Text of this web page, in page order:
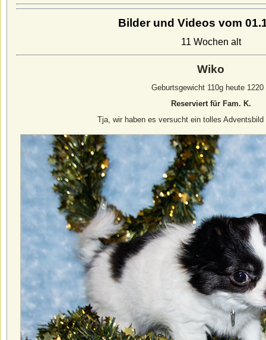
Bilder und Videos vom
11 Wochen alt
Wiko
Geburtsgewicht 110g heute 1220
Reserviert für Fam. K.
Tja, wir haben es versucht ein tolles Adventsbild